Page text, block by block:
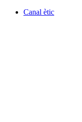
Canal ètic